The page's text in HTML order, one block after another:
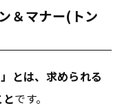
＆マナー(トン
とは、求められる
です。